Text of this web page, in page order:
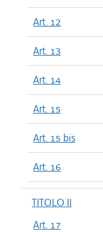
Art. 12
Art. 13
Art. 14
Art. 15
Art. 15 bis
Art. 16
TITOLO II
Art. 17